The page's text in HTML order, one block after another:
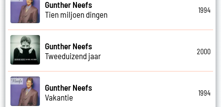
Gunther Neefs
Tien miljoen dingen
1994
Gunther Neefs
Tweeduizend jaar
2000
Gunther Neefs
Vakantie
1994